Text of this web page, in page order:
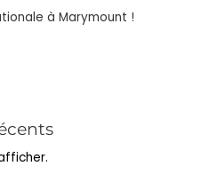
à Marymount !